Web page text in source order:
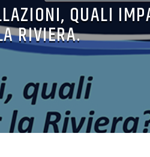
QUALI
RIVIERA.